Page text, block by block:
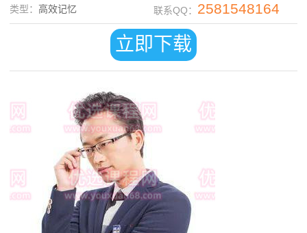
类型： 高效记忆 联系QQ： 2581548164
立即下载